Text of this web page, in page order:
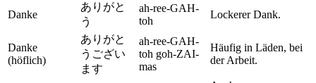
Danke
ありがと
う
ah-ree-GAH-
toh
Lockerer Dank.
Danke
(höflich)
ありがと
うござい
ます
ah-ree-GAH-
toh goh-ZAI-
mas
Häufig in Läden, bei
der Arbeit.